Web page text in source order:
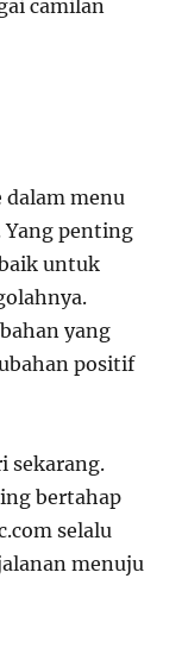
camilan
dalam menu
Yang penting
untuk
yang
positif
sekarang.
bertahap
selalu
menuju